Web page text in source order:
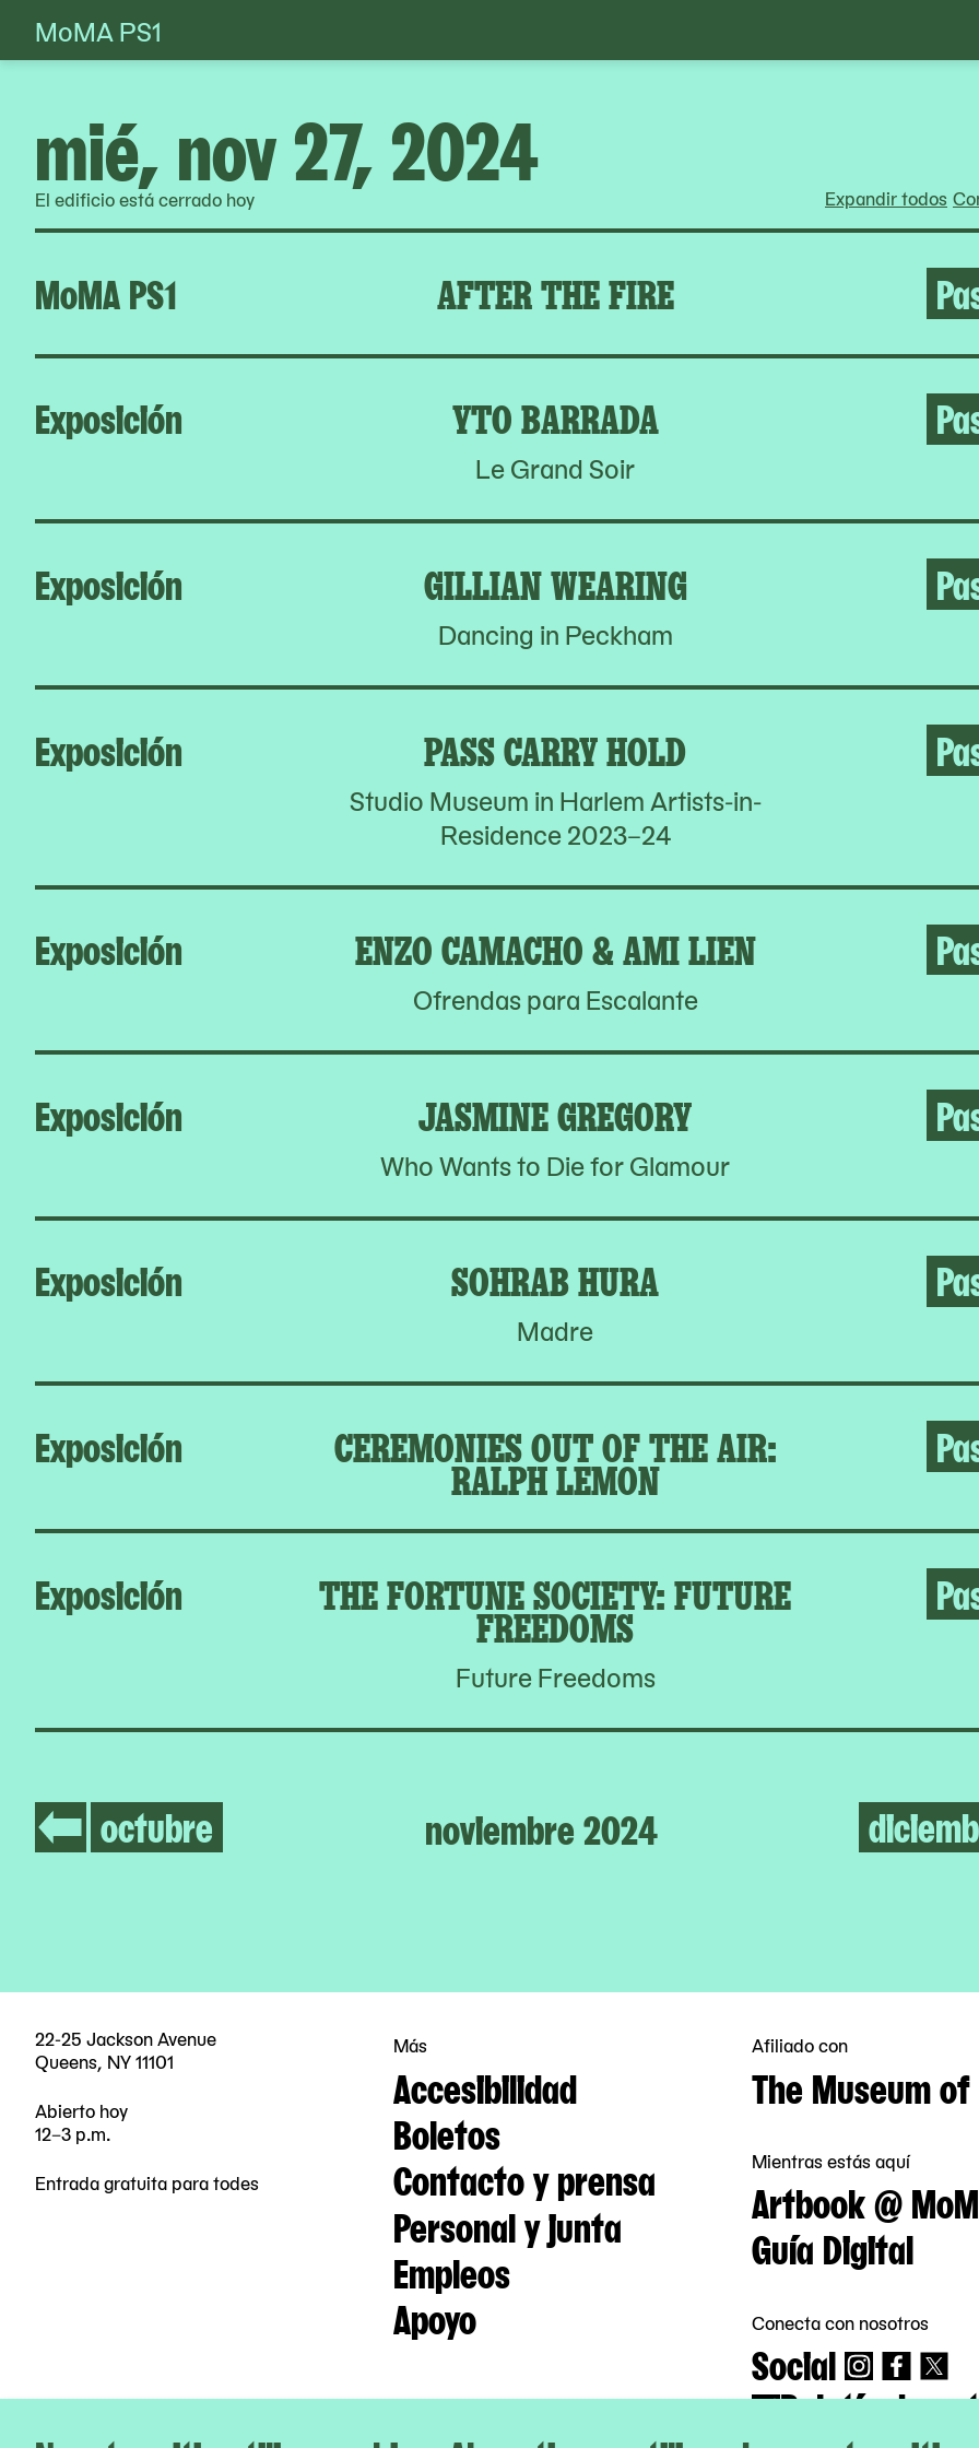
Skip
to
MoMA PS1
mié, nov 27, 2024
El edificio está cerrado hoy Expandir todos
MoMA PS1 AFTER THE FIRE
Exposición YTO BARRADA
Le Grand Soir
Exposición GILLIAN WEARING
Dancing in Peckham
Exposición PASS CARRY HOLD
Studio Museum in Harlem Artists-in-
Residence 2023–24
Exposición ENZO CAMACHO & AMI LIEN
Ofrendas para Escalante
Exposición JASMINE GREGORY
Who Wants to Die for Glamour
Exposición SOHRAB HURA
Madre
Exposición CEREMONIES OUT OF THE AIR:
RALPH LEMON
Exposición THE FORTUNE SOCIETY: FUTURE
FREEDOMS
Future Freedoms
octubre noviembre 2024
22-25 Jackson Avenue
Queens, NY 11101
Abierto hoy
12–3 p.m.
Entrada gratuita para todes
Más
Accesibilidad
Boletos
Contacto y prensa
Personal y junta
Empleos
Apoyo
Afiliado con
The Museum
Mientras estás aquí
Artbook @
Guía Digital
Conecta con nosotros
Social
Boletín de